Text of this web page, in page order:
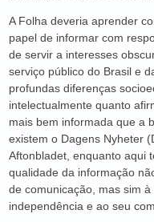
A Folha deveria aprender
papel de informar com
de servir a interesses
serviço público do Brasil e
profundas diferenças
intelectualmente quanto
mais bem informada que a
existem o Dagens Nyheter
Aftonbladet, enquanto aqui
qualidade da informação
de comunicação, mas sim
independência e ao seu